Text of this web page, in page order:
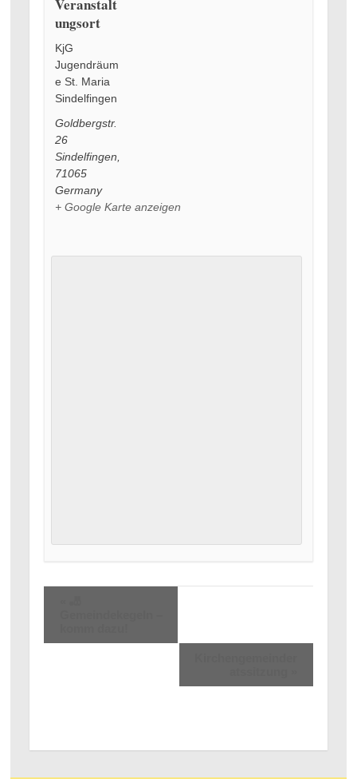
Veranstalt
ungsort
KjG
Jugendräum
e St. Maria
Sindelfingen
Goldbergstr.
26
Sindelfingen
71065
Germany
+ Google Karte anzeigen